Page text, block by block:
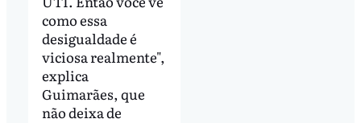
como essa
desigualdade é
viciosa realmente",
explica
Guimarães, que
não deixa de